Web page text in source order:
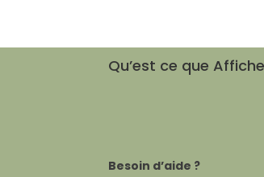
Qu’est ce que
Besoin d’aide ?